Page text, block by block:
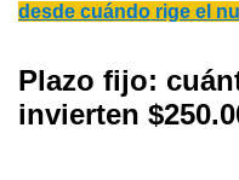
desde cuándo rige el
Plazo fijo:
invierten